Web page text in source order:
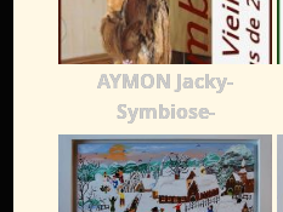
AYMON Jacky-
Symbiose-